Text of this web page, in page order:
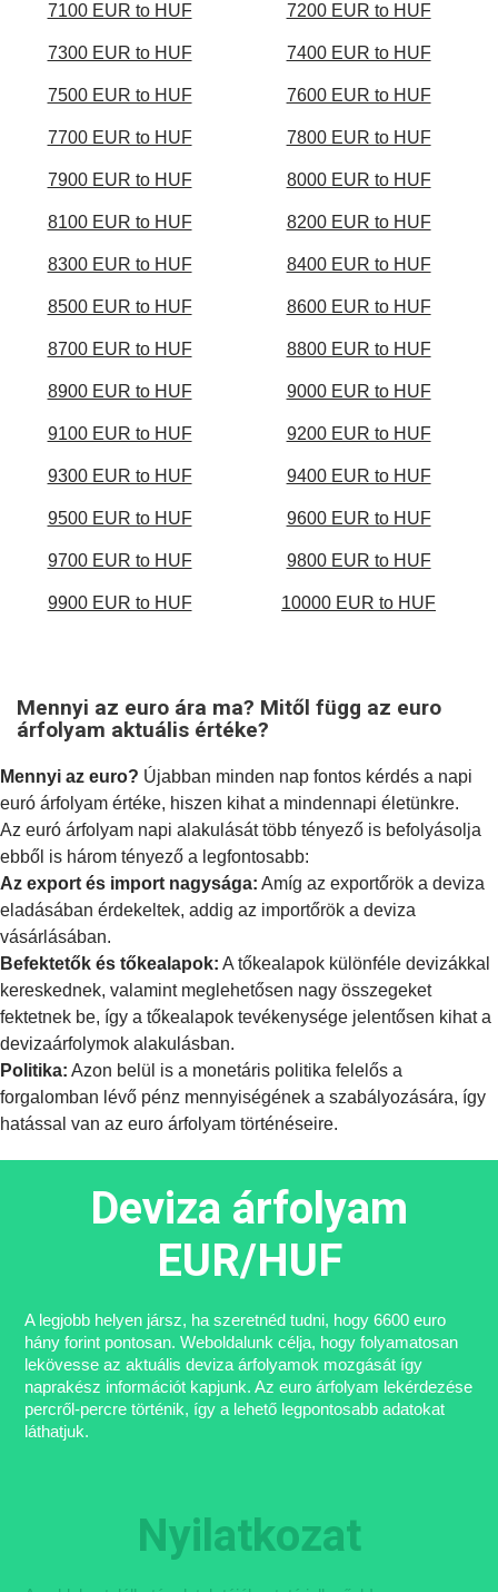
7100 EUR to HUF 7200 EUR to HUF
7300 EUR to HUF 7400 EUR to HUF
7500 EUR to HUF 7600 EUR to HUF
7700 EUR to HUF 7800 EUR to HUF
7900 EUR to HUF 8000 EUR to HUF
8100 EUR to HUF 8200 EUR to HUF
8300 EUR to HUF 8400 EUR to HUF
8500 EUR to HUF 8600 EUR to HUF
8700 EUR to HUF 8800 EUR to HUF
8900 EUR to HUF 9000 EUR to HUF
9100 EUR to HUF 9200 EUR to HUF
9300 EUR to HUF 9400 EUR to HUF
9500 EUR to HUF 9600 EUR to HUF
9700 EUR to HUF 9800 EUR to HUF
9900 EUR to HUF 10000 EUR to HUF
Mennyi az euro ára ma? Mitől függ az euro
árfolyam aktuális értéke?
Mennyi az euro? Újabban minden nap fontos kérdés a napi
euró árfolyam értéke, hiszen kihat a mindennapi életünkre.
Az euró árfolyam napi alakulását több tényező is befolyásolja
ebből is három tényező a legfontosabb:
Az export és import nagysága: Amíg az exportőrök a deviza
eladásában érdekeltek, addig az importőrök a deviza
vásárlásában.
Befektetők és tőkealapok: A tőkealapok különféle devizákkal
kereskednek, valamint meglehetősen nagy összegeket
fektetnek be, így a tőkealapok tevékenysége jelentősen kihat a
devizaárfolymok alakulásban.
Politika: Azon belül is a monetáris politika felelős a
forgalomban lévő pénz mennyiségének a szabályozására, így
hatással van az euro árfolyam történéseire.
Deviza árfolyam
EUR/HUF
A legjobb helyen jársz, ha szeretnéd tudni, hogy 6600 euro
hány forint pontosan. Weboldalunk célja, hogy folyamatosan
lekövesse az aktuális deviza árfolyamok mozgását így
naprakész információt kapjunk. Az euro árfolyam lekérdezése
percről-percre történik, így a lehető legpontosabb adatokat
láthatjuk.
Nyilatkozat